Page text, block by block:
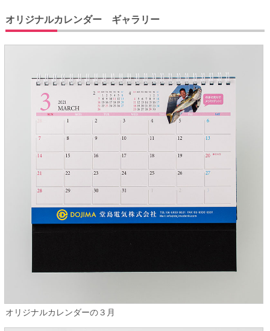
オリジナルカレンダー ギャラリー
オリジナルカレンダーの３月